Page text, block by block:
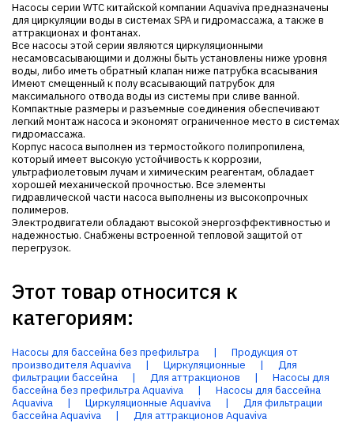
Насосы серии WTC китайской компании Aquaviva предназначены
для циркуляции воды в системах SPA и гидромассажа, а также в
аттракционах и фонтанах.
Все насосы этой серии являются циркуляционными
несамовсасывающими и должны быть установлены ниже уровня
воды, либо иметь обратный клапан ниже патрубка всасывания
Имеют смещенный к полу всасывающий патрубок для
максимального отвода воды из системы при сливе ванной.
Компактные размеры и разъемные соединения обеспечивают
легкий монтаж насоса и экономят ограниченное место в системах
гидромассажа.
Корпус насоса выполнен из термостойкого полипропилена,
который имеет высокую устойчивость к коррозии,
ультрафиолетовым лучам и химическим реагентам, обладает
хорошей механической прочностью. Все элементы
гидравлической части насоса выполнены из высокопрочных
полимеров.
Электродвигатели обладают высокой энергоэффективностью и
надежностью. Снабжены встроенной тепловой защитой от
перегрузок.
Этот товар относится к
категориям:
Насосы для бассейна без префильтра |
Продукция от
производителя Aquaviva
| Циркуляционные |
Для
фильтрации бассейна
| Для аттракционов |
Насосы для
бассейна без префильтра Aquaviva
|
Насосы для бассейна
Aquaviva
| Циркуляционные Aquaviva |
Для фильтрации
бассейна Aquaviva
| Для аттракционов Aquaviva